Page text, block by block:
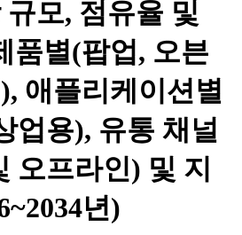
모, 점유율 및
품별(팝업, 오븐
애플리케이션별
업용), 유통 채널
오프라인) 및 지
년)